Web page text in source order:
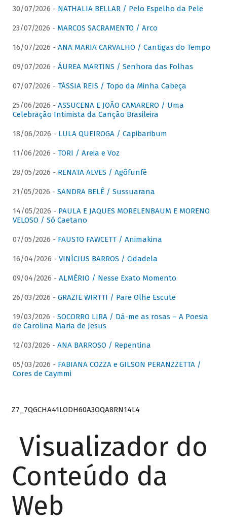
30/07/2026 - NATHALIA BELLAR / Pelo Espelho da Pele
23/07/2026 - MARCOS SACRAMENTO / Arco
16/07/2026 - ANA MARIA CARVALHO / Cantigas do Tempo
09/07/2026 - ÁUREA MARTINS / Senhora das Folhas
07/07/2026 - TÁSSIA REIS / Topo da Minha Cabeça
25/06/2026 - ASSUCENA E JOÃO CAMARERO / Uma
Celebração Intimista da Canção Brasileira
18/06/2026 - LULA QUEIROGA / Capibaribum
11/06/2026 - TORI / Areia e Voz
28/05/2026 - RENATA ALVES / Agôfunfè
21/05/2026 - SANDRA BELÊ / Sussuarana
14/05/2026 - PAULA E JAQUES MORELENBAUM E MORENO
VELOSO / Só Caetano
07/05/2026 - FAUSTO FAWCETT / Animakina
16/04/2026 - VINÍCIUS BARROS / Cidadela
09/04/2026 - ALMÉRIO / Nesse Exato Momento
26/03/2026 - GRAZIE WIRTTI / Pare Olhe Escute
19/03/2026 - SOCORRO LIRA / Dá-me as rosas – A Poesia
de Carolina Maria de Jesus
12/03/2026 - ANA BARROSO / Repentina
05/03/2026 - FABIANA COZZA e GILSON PERANZZETTA /
Cores de Caymmi
Z7_7QGCHA41LODH60A3OQA8RN14L4
Visualizador do
Conteúdo da
Web